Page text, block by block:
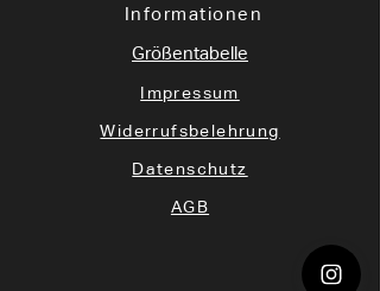
Informationen
Größentabelle
Impressum
Widerrufsbelehrung
Datenschutz
AGB